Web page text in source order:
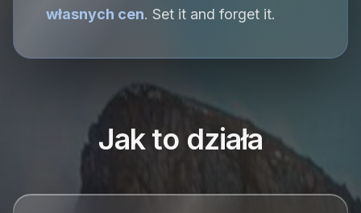
własnych cen. Set it and forget it.
Jak to działa